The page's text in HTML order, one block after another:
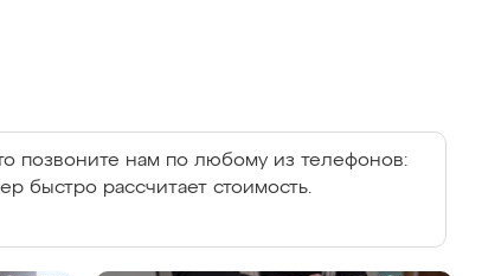
позвоните нам по любому из телефонов:
быстро рассчитает стоимость.